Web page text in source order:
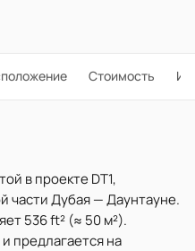
Стоимость
в проекте DT1,
части Дубая — Даунтауне.
536 ft² (≈ 50 м²).
предлагается на